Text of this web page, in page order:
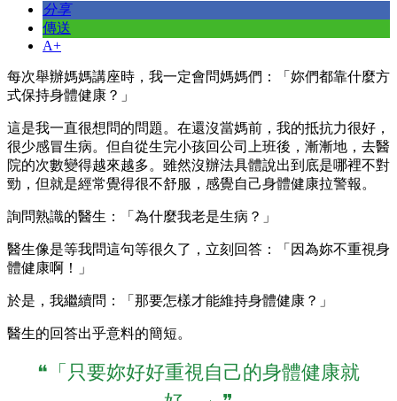
分享
傳送
A+
每次舉辦媽媽講座時，我一定會問媽媽們：「妳們都靠什麼方
式保持身體健康？」
這是我一直很想問的問題。在還沒當媽前，我的抵抗力很好，
很少感冒生病。但自從生完小孩回公司上班後，漸漸地，去醫
院的次數變得越來越多。雖然沒辦法具體說出到底是哪裡不對
勁，但就是經常覺得很不舒服，感覺自己身體健康拉警報。
詢問熟識的醫生：「為什麼我老是生病？」
醫生像是等我問這句等很久了，立刻回答：「因為妳不重視身
體健康啊！」
於是，我繼續問：「那要怎樣才能維持身體健康？」
醫生的回答出乎意料的簡短。
❝「只要妳好好重視自己的身體健康就